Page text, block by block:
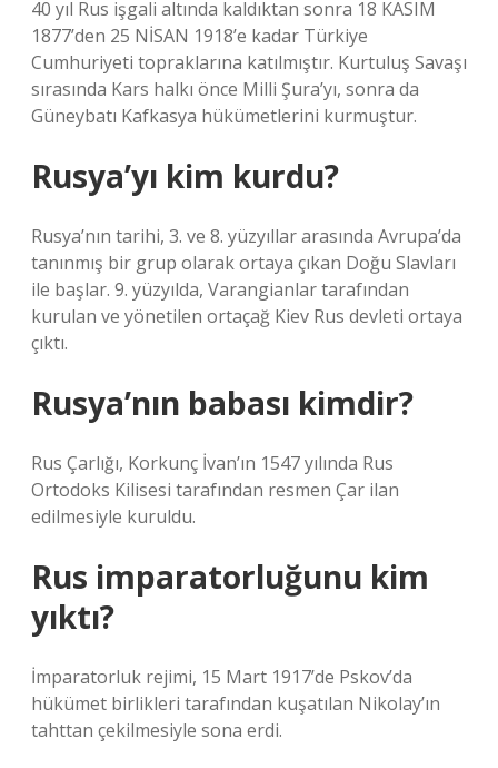
40 yıl Rus işgali altında kaldıktan sonra 18 KASIM
1877’den 25 NİSAN 1918’e kadar Türkiye
Cumhuriyeti topraklarına katılmıştır. Kurtuluş Savaşı
sırasında Kars halkı önce Milli Şura’yı, sonra da
Güneybatı Kafkasya hükümetlerini kurmuştur.
Rusya’yı kim kurdu?
Rusya’nın tarihi, 3. ve 8. yüzyıllar arasında Avrupa’da
tanınmış bir grup olarak ortaya çıkan Doğu Slavları
ile başlar. 9. yüzyılda, Varangianlar tarafından
kurulan ve yönetilen ortaçağ Kiev Rus devleti ortaya
çıktı.
Rusya’nın babası kimdir?
Rus Çarlığı, Korkunç İvan’ın 1547 yılında Rus
Ortodoks Kilisesi tarafından resmen Çar ilan
edilmesiyle kuruldu.
Rus imparatorluğunu kim
yıktı?
İmparatorluk rejimi, 15 Mart 1917’de Pskov’da
hükümet birlikleri tarafından kuşatılan Nikolay’ın
tahttan çekilmesiyle sona erdi.